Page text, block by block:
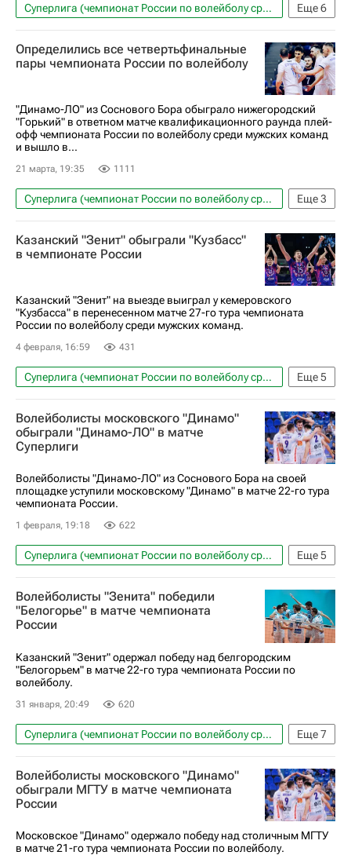
Еще6
Суперлига (чемпионат России по волейболу среди мужчин)
Волейбол
Спорт
Новокуйбышевск
Россия
Зенит-Казань (Казань)
Определились все четвертьфинальные
пары чемпионата России по волейболу
"Динамо-ЛО" из Соснового Бора обыграло нижегородский
"Горький" в ответном матче квалификационного раунда плей-
офф чемпионата России по волейболу среди мужских команд
и вышло в...
21 марта, 19:35 1111
Еще3
Суперлига (чемпионат России по волейболу среди мужчин)
Волейбол
Динамо-ЛО (Ленинградская обл.)
Нова (Новокуйбышевск)
Казанский "Зенит" обыграли "Кузбасс"
в чемпионате России
Казанский "Зенит" на выезде выиграл у кемеровского
"Кузбасса" в перенесенном матче 27-го тура чемпионата
России по волейболу среди мужских команд.
4 февраля, 16:59 431
Еще5
Суперлига (чемпионат России по волейболу среди мужчин)
Волейбол
Спорт Россия
Кемерово
Зенит-Казань (Казань)
Волейболисты московского "Динамо"
обыграли "Динамо-ЛО" в матче
Суперлиги
Волейболисты "Динамо-ЛО" из Соснового Бора на своей
площадке уступили московскому "Динамо" в матче 22-го тура
чемпионата России.
1 февраля, 19:18 622
Еще5
Суперлига (чемпионат России по волейболу среди мужчин)
Волейбол
Спорт
Сосновый Бор
Ленинградская область
Динамо-ЛО (Ленинградская обл.)
Волейболисты "Зенита" победили
"Белогорье" в матче чемпионата
России
Казанский "Зенит" одержал победу над белгородским
"Белогорьем" в матче 22-го тура чемпионата России по
волейболу.
31 января, 20:49 620
Еще7
Суперлига (чемпионат России по волейболу среди мужчин)
Волейбол
Спорт Россия
Казань
Кемерово
Белогорье (Белгород)
Красноярск
Волейболисты московского "Динамо"
обыграли МГТУ в матче чемпионата
России
Московское "Динамо" одержало победу над столичным МГТУ
в матче 21-го тура чемпионата России по волейболу.